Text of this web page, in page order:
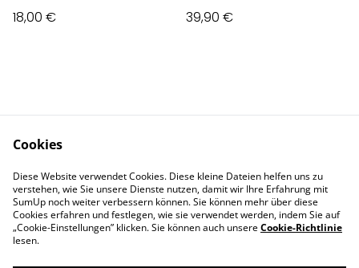
18,00 €
39,90 €
Privacy Policy
Cookie Policy
Impressum
Cookies
Diese Website verwendet Cookies. Diese kleine Dateien helfen uns zu
verstehen, wie Sie unsere Dienste nutzen, damit wir Ihre Erfahrung mit
SumUp noch weiter verbessern können. Sie können mehr über diese
Cookies erfahren und festlegen, wie sie verwendet werden, indem Sie auf
„Cookie-Einstellungen” klicken. Sie können auch unsereCookie-Richtlinie
lesen.